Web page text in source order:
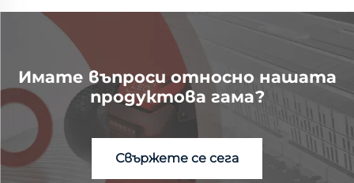
Имате въпроси относно нашата
продуктова гама?
Свържете се сега